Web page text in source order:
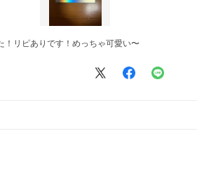
！リピありです！めっちゃ可愛い〜